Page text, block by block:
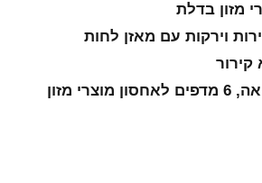
מזון בדלת
קירור
6 מגירות בתא הקפאה, 6 מדפים לאחסון מוצרי מזון